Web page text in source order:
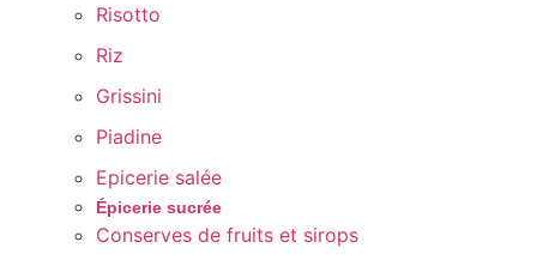
Risotto
Riz
Grissini
Piadine
Epicerie salée
Épicerie sucrée
Conserves de fruits et sirops